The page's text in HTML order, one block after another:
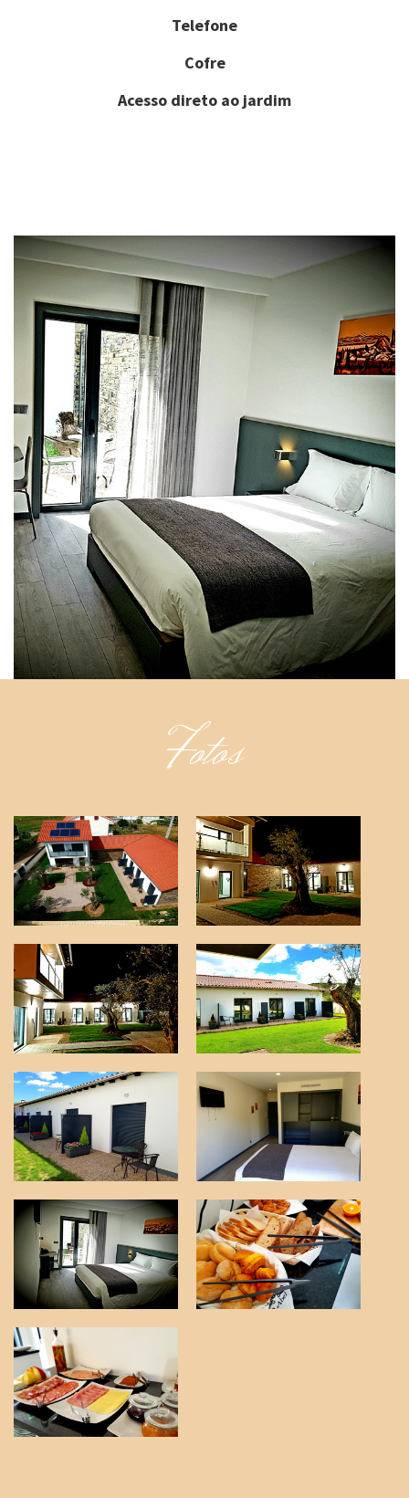
Telefone
Cofre
Acesso direto ao jardim
Fotos